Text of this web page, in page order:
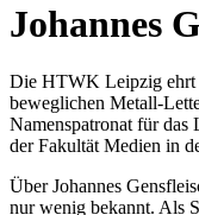
Johannes
Die HTWK Leipzig ehrt
beweglichen Metall-
Namenspatronat für das
der Fakultät Medien in
Über Johannes
nur wenig bekannt. Als